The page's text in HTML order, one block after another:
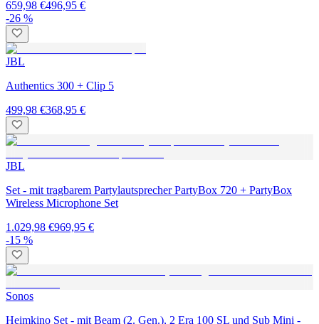
659,98 €496,95 €
-26 %
JBL
Authentics 300 + Clip 5
499,98 €368,95 €
JBL
Set - mit tragbarem Partylautsprecher PartyBox 720 + PartyBox
Wireless Microphone Set
1.029,98 €969,95 €
-15 %
Sonos
Heimkino Set - mit Beam (2. Gen.), 2 Era 100 SL und Sub Mini -